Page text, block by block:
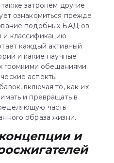
затронем другие
ознакомиться прежде
подобных БАД-ов.
и классификацию
каждый активный
и какие научные
громкими обещаниями.
аспекты
включая то, как их
и превращать в
часть
образа жизни.
и